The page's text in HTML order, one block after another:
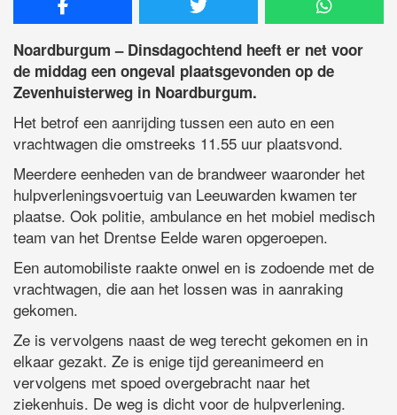
Noardburgum – Dinsdagochtend heeft er net voor
de middag een ongeval plaatsgevonden op de
Zevenhuisterweg in Noardburgum.
Het betrof een aanrijding tussen een auto en een
vrachtwagen die omstreeks 11.55 uur plaatsvond.
Meerdere eenheden van de brandweer waaronder het
hulpverleningsvoertuig van Leeuwarden kwamen ter
plaatse. Ook politie, ambulance en het mobiel medisch
team van het Drentse Eelde waren opgeroepen.
Een automobiliste raakte onwel en is zodoende met de
vrachtwagen, die aan het lossen was in aanraking
gekomen.
Ze is vervolgens naast de weg terecht gekomen en in
elkaar gezakt. Ze is enige tijd gereanimeerd en
vervolgens met spoed overgebracht naar het
ziekenhuis. De weg is dicht voor de hulpverlening.